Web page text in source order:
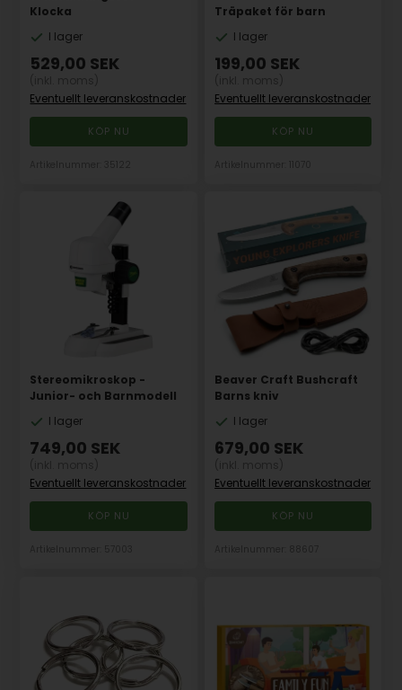
Klocka
I lager
529,00 SEK
Eventuellt leveranskostnader
Träpaket för barn
I lager
199,00 SEK
Eventuellt leveranskostnader
Stereomikroskop -
Junior- och Barnmodell
I lager
749,00 SEK
Eventuellt leveranskostnader
Beaver Craft Bushcraft
Barns kniv
I lager
679,00 SEK
Eventuellt leveranskostnader